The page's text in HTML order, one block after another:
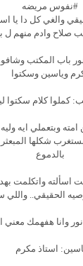
#نفوس مريضه
والغي كل دا يا
صلاح وادم منهم ل
باب المكتب
وياسين وسكتوا
كملوا كلام سكتوا
امته وبتعملي ايه
شكلها
بالدموع
اسألته واتكلمت
الحقيقي.. واللي
وانا هفهمك معني
استاذ مكرم